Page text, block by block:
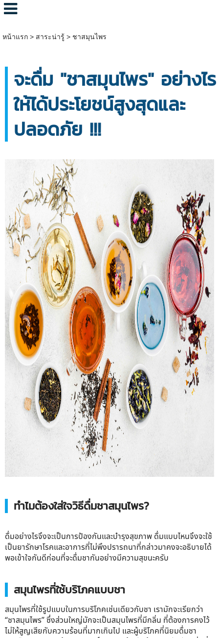
หน้าแรก> สาระน่ารู้ > ชาสมุนไพร
จะดื่ม "ชาสมุนไพร" อย่างไร
ให้ได้ประโยชน์สูงสุดและ
ปลอดภัย !!!
ทำไมต้องใส่ใจวิธีดื่มชาสมุนไพร?
ดื่มอย่างไรจึงจะเป็นการป้องกันและบำรุงสุขภาพ ดื่มแบบไหนจึงจะใช้
เป็นยารักษาโรคและอาการที่ไม่พึงปรารถนาที่กล่าวมาคงจะอธิบายได้
พอเข้าใจกันดีก่อนที่จะดื่มชากันอย่างมีความสุขนะครับ
สมุนไพรที่ใช้บริโภคแบบชา
สมุนไพรที่ใช้รูปแบบในการบริโภคเช่นเดียวกับชา เรามักจะเรียกว่า
“ชาสมุนไพร” ซึ่งส่วนใหญ่มักจะเป็นสมุนไพรที่มีกลิ่น ที่ต้องการคงไว้
ไม่ให้สูญเสียกับความร้อนที่มากเกินไป และผู้บริโภคที่นิยมดื่มชา